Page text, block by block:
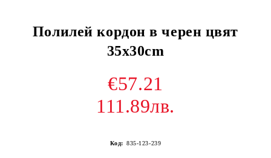
Полилей кордон в черен цвят
35х30cm
€57.21
111.89лв.
Код: 835-123-239